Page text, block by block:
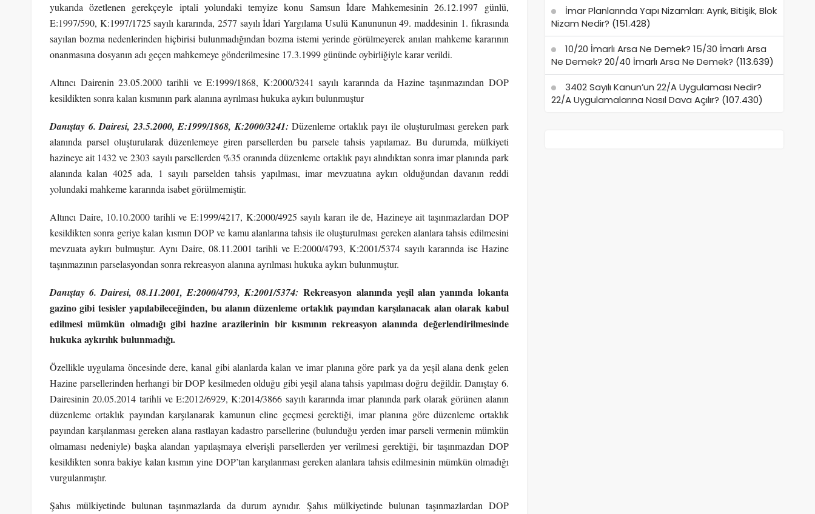
yukarıda özetlenen gerekçeyle iptali yolundaki temyize konu Samsun İdare Mahkemesinin 26.12.1997 günlü,
E:1997/590, K:1997/1725 sayılı kararında, 2577 sayılı İdari Yargılama Usulü Kanununun 49. maddesinin 1. fıkrasında
sayılan bozma nedenlerinden hiçbirisi bulunmadığından bozma istemi yerinde görülmeyerek anılan mahkeme kararının
onanmasına dosyanın adı geçen mahkemeye gönderilmesine 17.3.1999 gününde oybirliğiyle karar verildi.
Altıncı Dairenin 23.05.2000 tarihli ve E:1999/1868, K:2000/3241 sayılı kararında da Hazine taşınmazından DOP
kesildikten sonra kalan kısmının park alanına ayrılması hukuka aykırı bulunmuştur
Danıştay 6. Dairesi, 23.5.2000, E:1999/1868, K:2000/3241:Düzenleme ortaklık payı ile oluşturulması gereken park
alanında parsel oluşturularak düzenlemeye giren parsellerden bu parsele tahsis yapılamaz. Bu durumda, mülkiyeti
hazineye ait 1432 ve 2303 sayılı parsellerden %35 oranında düzenleme ortaklık payı alındıktan sonra imar planında park
alanında kalan 4025 ada, 1 sayılı parselden tahsis yapılması, imar mevzuatına aykırı olduğundan davanın reddi
yolundaki mahkeme kararında isabet görülmemiştir.
Altıncı Daire, 10.10.2000 tarihli ve E:1999/4217, K:2000/4925 sayılı kararı ile de, Hazineye ait taşınmazlardan DOP
kesildikten sonra geriye kalan kısmın DOP ve kamu alanlarına tahsis ile oluşturulması gereken alanlara tahsis edilmesini
mevzuata aykırı bulmuştur. Aynı Daire, 08.11.2001 tarihli ve E:2000/4793, K:2001/5374 sayılı kararında ise Hazine
taşınmazının parselasyondan sonra rekreasyon alanına ayrılması hukuka aykırı bulunmuştur.
Danıştay 6. Dairesi, 08.11.2001, E:2000/4793, K:2001/5374: Rekreasyon alanında yeşil alan yanında lokanta
gazino gibi tesisler yapılabileceğinden, bu alanın düzenleme ortaklık payından karşılanacak alan olarak kabul
edilmesi mümkün olmadığı gibi hazine arazilerinin bir kısmının rekreasyon alanında değerlendirilmesinde
hukuka aykırılık bulunmadığı.
Özellikle uygulama öncesinde dere, kanal gibi alanlarda kalan ve imar planına göre park ya da yeşil alana denk gelen
Hazine parsellerinden herhangi bir DOP kesilmeden olduğu gibi yeşil alana tahsis yapılması doğru değildir. Danıştay 6.
Dairesinin 20.05.2014 tarihli ve E:2012/6929, K:2014/3866 sayılı kararında imar planında park olarak görünen alanın
düzenleme ortaklık payından karşılanarak kamunun eline geçmesi gerektiği, imar planına göre düzenleme ortaklık
payından karşılanması gereken alana rastlayan kadastro parsellerine (bulunduğu yerden imar parseli vermenin mümkün
olmaması nedeniyle) başka alandan yapılaşmaya elverişli parsellerden yer verilmesi gerektiği, bir taşınmazdan DOP
kesildikten sonra bakiye kalan kısmın yine DOP’tan karşılanması gereken alanlara tahsis edilmesinin mümkün olmadığı
vurgulanmıştır.
Şahıs mülkiyetinde bulunan taşınmazlarda da durum aynıdır. Şahıs mülkiyetinde bulunan taşınmazlardan DOP
İmar Planlarında Yapı Nizamları: Ayrık, Bitişik, Blok
Nizam Nedir? (151.428)
10/20 İmarlı Arsa Ne Demek? 15/30 İmarlı Arsa
Ne Demek? 20/40 İmarlı Arsa Ne Demek? (113.639)
3402 Sayılı Kanun’un 22/A Uygulaması Nedir?
22/A Uygulamalarına Nasıl Dava Açılır? (107.430)